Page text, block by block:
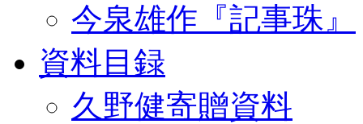
今泉雄作『記事珠』
資料目録
久野健寄贈資料